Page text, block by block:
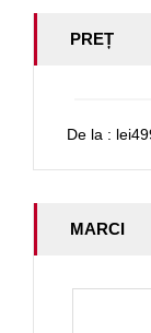
PREȚ
De la : lei
MARCI